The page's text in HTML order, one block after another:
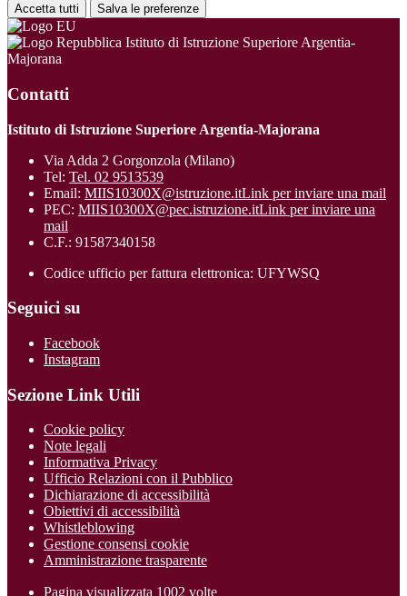
Accetta tutti Salva le preferenze
Istituto di Istruzione Superiore Argentia-
Majorana
Contatti
Istituto di Istruzione Superiore Argentia-Majorana
Via Adda 2 Gorgonzola (Milano)
Tel: Tel. 02 9513539
Email: MIIS10300X@istruzione.itLink per inviare una mail
PEC: MIIS10300X@pec.istruzione.itLink per inviare una
mail
C.F.: 91587340158
Codice ufficio per fattura elettronica: UFYWSQ
Seguici su
Facebook
Instagram
Sezione Link Utili
Cookie policy
Note legali
Informativa Privacy
Ufficio Relazioni con il Pubblico
Dichiarazione di accessibilità
Obiettivi di accessibilità
Whistleblowing
Gestione consensi cookie
Amministrazione trasparente
Pagina visualizzata 1002 volte